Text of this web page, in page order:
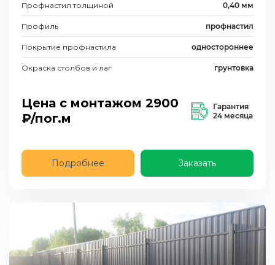
Профнастил толщиной 0,40 мм
Профиль профнастил
Покрытие профнастила одностороннее
Окраска столбов и лаг грунтовка
Цена с монтажом 2900
₽/пог.м
Гарантия
24 месяца
Подробнее Заказать